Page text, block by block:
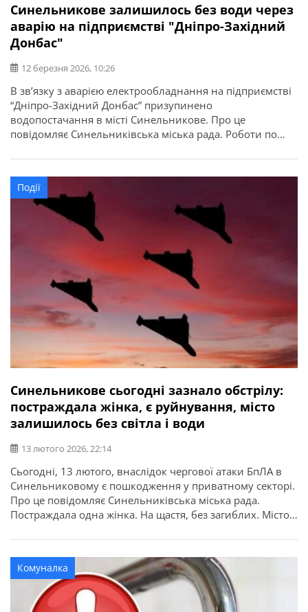
Синельникове залишилось без води через
аварію на підприємстві "Дніпро-Західний
Донбас"
12 березня 2026, 10:26
В зв’язку з аварією електрообладнання на підприємстві
“Дніпро-Західний Донбас” призупинено
водопостачання в місті Синельникове. Про це
повідомляє Синельниківська міська рада. Роботи по
планують після усунення аварії.
Події
Синельникове сьогодні зазнало обстрілу:
постраждала жінка, є руйнування, місто
залишилось без світла і води
13 лютого 2026, 22:14
Сьогодні, 13 лютого, внаслідок чергової атаки БпЛА в
Синельниковому є пошкодження у приватному секторі.
Про це повідомляє Синельниківська міська рада.
Постраждала одна жінка. На щастя, без загиблих. Місто
водогоні. Станом на 20.40, електропостачання основної
частини міста вдалося відновити. Наразі очікують на
подачу світла у східній частині. Також відновлено […]
Комуналка